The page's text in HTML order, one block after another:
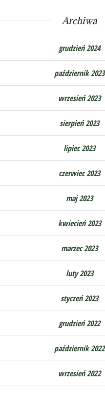
Archiwa
grudzień 2024
październik 2023
wrzesień 2023
sierpień 2023
lipiec 2023
czerwiec 2023
maj 2023
kwiecień 2023
marzec 2023
luty 2023
styczeń 2023
grudzień 2022
październik 2022
wrzesień 2022